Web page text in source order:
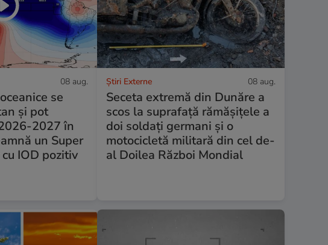
08 aug.
se
și pot
2027 în
un Super
IOD pozitiv
Știri Externe 08 aug.
Seceta extremă din Dunăre a
scos la suprafață rămășițele a
doi soldați germani și o
motocicletă militară din cel de-
al Doilea Război Mondial